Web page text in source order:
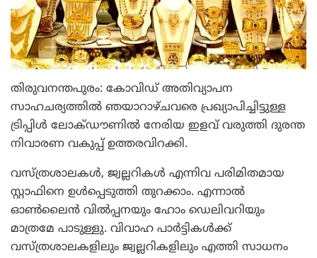
തിരുവനന്തപുരം: കോവിഡ് അതിവ്യാപന
സാഹചര്യത്തില്‍ ഞയാറാഴ്ചവരെ പ്രഖ്യാപിച്ചിട്ടുള്ള
ട്രിപ്പിള്‍ ലോക്ഡൗണില്‍ നേരിയ ഇളവ് വരുത്തി ദുരന്ത
നിവാരണ വകുപ്പ് ഉത്തരവിറക്കി.
വസ്ത്രശാലകള്‍, ജ്വല്ലറികള്‍ എന്നിവ പരിമിതമായ
സ്റ്റാഫിനെ ഉള്‍പ്പെടുത്തി തുറക്കാം. എന്നാല്‍
ഓണ്‍ലൈന്‍ വില്‍പ്പനയും ഹോം ഡെലിവറിയും
മാത്രമേ പാടുള്ളു. വിവാഹ പാര്‍ട്ടികള്‍ക്ക്
വസ്ത്രശാലകളിലും ജ്വല്ലറികളിലും എത്തി സാധനം